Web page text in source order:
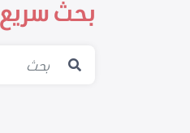
بحث سريع